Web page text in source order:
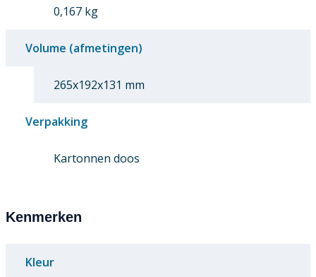
0,167 kg
Volume (afmetingen)
265x192x131 mm
Verpakking
Kartonnen doos
Kenmerken
Kleur